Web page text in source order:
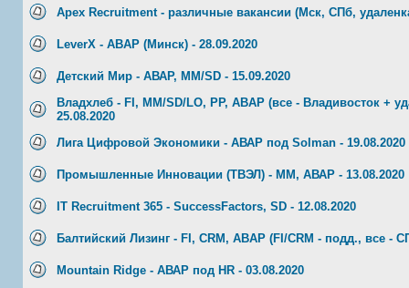
Apex Recruitment - различные вакансии (Мск, СПб,
LeverX - ABAP (Минск) - 28.09.2020
Детский Мир - АВАР, MM/SD - 15.09.2020
Владхлеб - FI, MM/SD/LO, PP, ABAP (все - Владивосток +
25.08.2020
Лига Цифровой Экономики - АВАР под Solman - 19.08.2020
Промышленные Инновации (ТВЭЛ) - ММ, АВАР - 13.08.2020
IT Recruitment 365 - SuccessFactors, SD - 12.08.2020
Балтийский Лизинг - FI, CRM, ABAP (FI/CRM - подд., все -
Mountain Ridge - АВАР под HR - 03.08.2020